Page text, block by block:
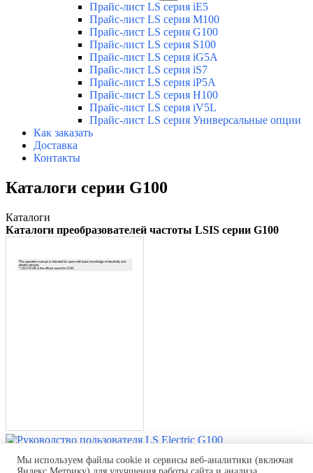
Прайс-лист LS серия iE5
Прайс-лист LS серия M100
Прайс-лист LS серия G100
Прайс-лист LS серия S100
Прайс-лист LS серия iG5A
Прайс-лист LS серия iS7
Прайс-лист LS серия iP5A
Прайс-лист LS серия H100
Прайс-лист LS серия iV5L
Прайс-лист LS серия Универсальные опции
Как заказать
Доставка
Контакты
Каталоги серии G100
Каталоги
Каталоги преобразователей частоты LSIS серии G100
Руководство пользователя LS Electric G100
Мы используем файлы cookie и сервисы веб-аналитики (включая